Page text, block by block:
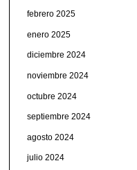
febrero 2025
enero 2025
diciembre 2024
noviembre 2024
octubre 2024
septiembre 2024
agosto 2024
julio 2024